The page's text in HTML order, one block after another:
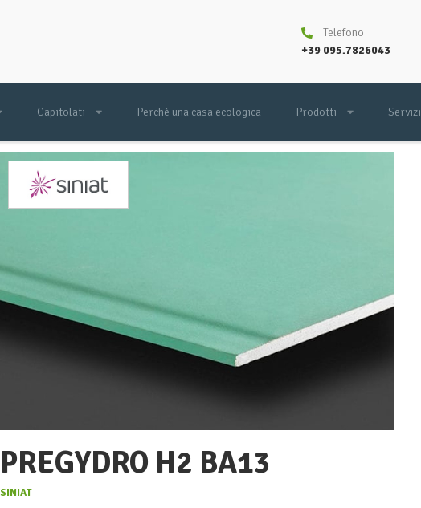
Telefono
+39 095.7826043
Capitolati Perchè una casa ecologica Prodotti Servizi
PREGYDRO H2 BA13
SINIAT